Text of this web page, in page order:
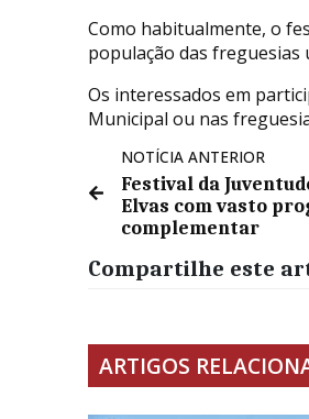
Como habitualmente, o
população das freguesias
Os interessados em
Municipal ou nas
NOTÍCIA ANTERIOR
Festival da
Elvas com vasto
complementar
Compartilhe este
ARTIGOS